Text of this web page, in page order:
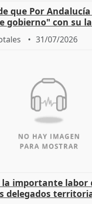
que Por
gobierno" con su
31/07/2026
la importante labor
delegados